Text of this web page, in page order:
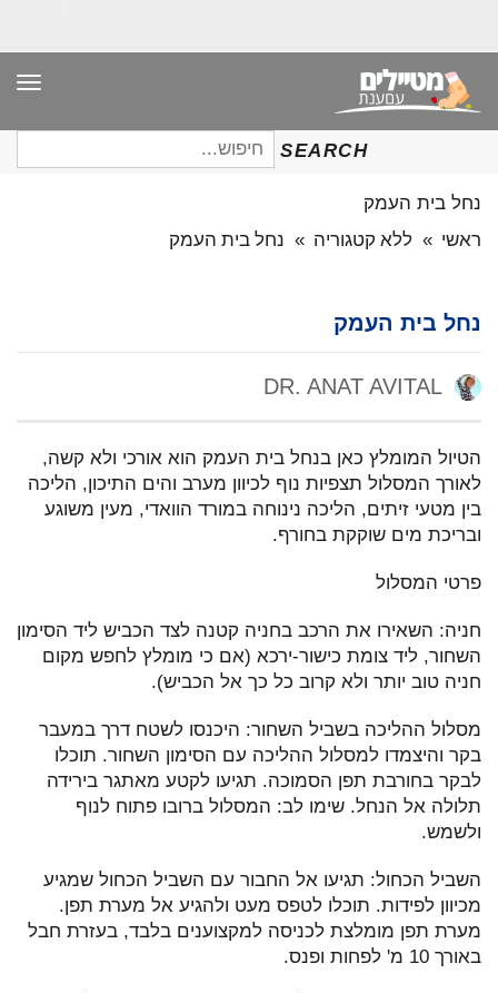
SEARCH
חיפוש
עבור:
נחל בית העמק
ראשי » ללא קטגוריה » נחל בית העמק
נחל בית העמק
הטיול המומלץ כאן בנחל בית העמק הוא אורכי ולא קשה,
לאורך המסלול תצפיות נוף לכיוון מערב והים התיכון, הליכה
בין מטעי זיתים, הליכה נינוחה במורד הוואדי, מעין משוגע
ובריכת מים שוקקת בחורף.
פרטי המסלול
חניה: השאירו את הרכב בחניה קטנה לצד הכביש ליד הסימון
השחור, ליד צומת כישור-ירכא (אם כי מומלץ לחפש מקום
חניה טוב יותר ולא קרוב כל כך אל הכביש).
מסלול ההליכה בשביל השחור: היכנסו לשטח דרך במעבר
בקר והיצמדו למסלול ההליכה עם הסימון השחור. תוכלו
לבקר בחורבת תפן הסמוכה. תגיעו לקטע מאתגר בירידה
תלולה אל הנחל. שימו לב: המסלול ברובו פתוח לנוף
ולשמש.
השביל הכחול: תגיעו אל החבור עם השביל הכחול שמגיע
מכיוון לפידות. תוכלו לטפס מעט ולהגיע אל מערת תפן.
מערת תפן מומלצת לכניסה למקצוענים בלבד, בעזרת חבל
באורך 10 מ' לפחות ופנס.